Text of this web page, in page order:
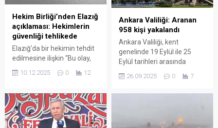
Hekim Birliği’nden Elazığ
açıklaması: Hekimlerin
güvenliği tehlikede
Elazığ’da bir hekimin tehdit
edilmesine ilişkin “Bu olay,
güvenliğinin ne kadar
daha acı bir şekilde ortaya
koymuştur” açıklamasını
yapan Hekim Birliği, sağlık
kurumlarında güvenlik
10.12.2025 0 12
Ankara Valiliği: Aranan
958 kişi yakalandı
Ankara Valiliği, kent
genelinde 19 Eylül ile 25
Eylül tarihleri arasında
yakalanmasına yönelik
genelinde 19 Eylül ile 25
26.09.2025 0 7